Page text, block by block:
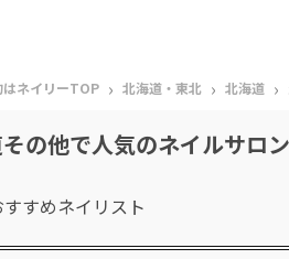
はネイリーTOP › 北海道・東北 › 北海道 ›
の他で人気のネイルサロ
すめネイリスト